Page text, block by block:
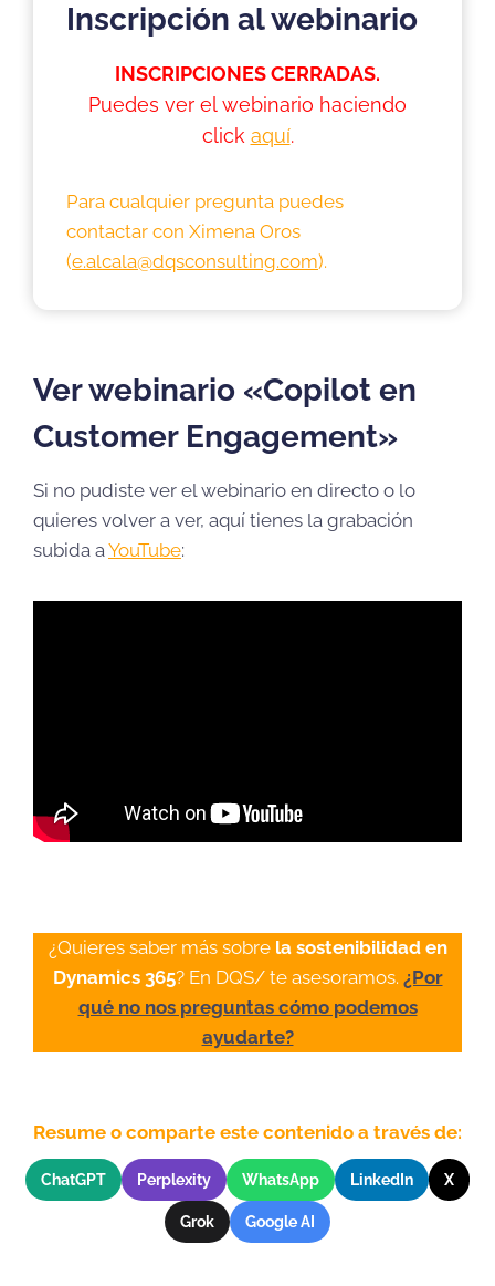
Inscripción al webinario
INSCRIPCIONES CERRADAS.
Puedes ver el webinario haciendo
click aquí.
Para cualquier pregunta puedes
contactar con Ximena Oros
(e.alcala@dqsconsulting.com).
Ver webinario «Copilot en
Customer Engagement»
Si no pudiste ver el webinario en directo o lo
quieres volver a ver, aquí tienes la grabación
subida a YouTube:
¿Quieres saber más sobre la sostenibilidad en
Dynamics 365? En DQS/ te asesoramos. ¿Por
qué no nos preguntas cómo podemos
ayudarte?
Resume o comparte este contenido a través de:
ChatGPT Perplexity WhatsApp LinkedIn X
Grok Google AI